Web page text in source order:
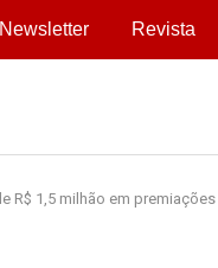
Newsletter Revista
R$ 1,5 milhão em premiações